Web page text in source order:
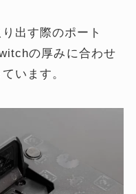
出す際のポート
の厚みに合わせ
います。